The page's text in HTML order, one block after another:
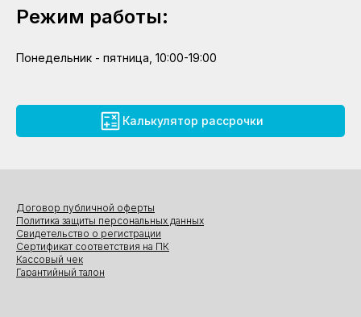
Режим работы:
Понедельник - пятница, 10:00-19:00
Калькулятор рассрочки
Договор публичной оферты
Политика защиты персональных данных
Свидетельство о регистрации
Сертификат соответствия на ПК
Кассовый чек
Гарантийный талон